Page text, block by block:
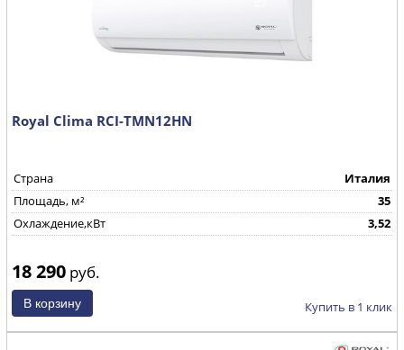
Royal Clima RCI-TMN12HN
Страна
Италия
Площадь, м²
35
Охлаждение,кВт
3,52
18 290 руб.
Купить в 1 клик